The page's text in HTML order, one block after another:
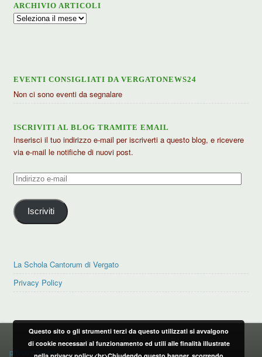
ARCHIVIO ARTICOLI
Archivio
EVENTI CONSIGLIATI DA VERGATONEWS24
Non ci sono eventi da segnalare
ISCRIVITI AL BLOG TRAMITE EMAIL
Inserisci il tuo indirizzo e-mail per iscriverti a questo blog, e ricevere
via e-mail le notifiche di nuovi post.
Indirizzo
mail
Iscriviti
La Schola Cantorum di Vergato
Privacy Policy
PRIVACY POLICY
privacy policy
Questo sito o gli strumenti terzi da questo utilizzati si avvalgono
di cookie necessari al funzionamento ed utili alle finalità illustrate